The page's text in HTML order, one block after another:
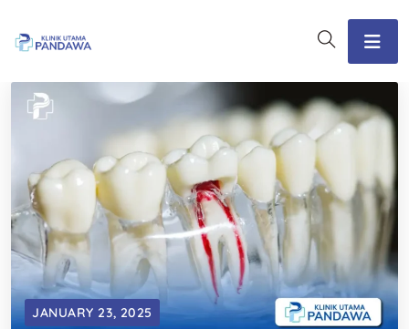
JANUARY 23, 2025